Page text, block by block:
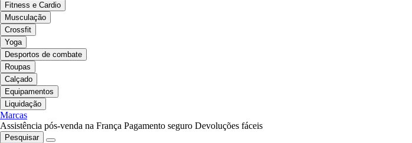
Fitness e Cardio
Musculação
Crossfit
Yoga
Desportos de combate
Roupas
Calçado
Equipamentos
Liquidação
Marcas
Assistência pós-venda na França Pagamento seguro Devoluções fáceis
Pesquisar